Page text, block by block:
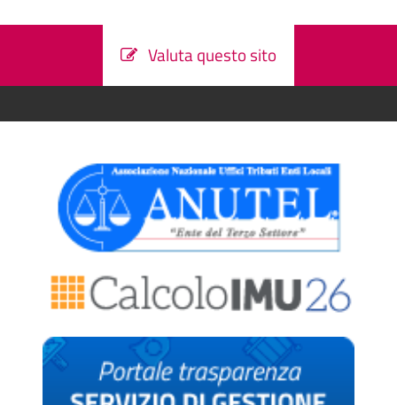
Valuta questo sito